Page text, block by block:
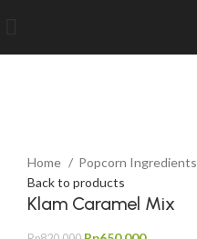
Home
Popcorn Ingredients
Back to products
Klam Caramel Mix